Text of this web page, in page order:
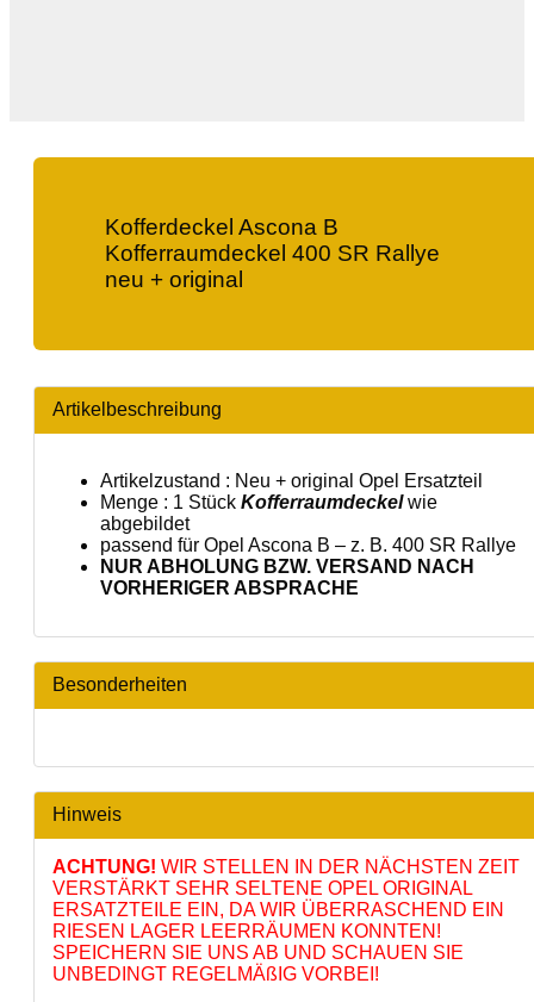
Kofferdeckel Ascona B
Kofferraumdeckel 400 SR Rallye
neu + original
Artikelbeschreibung
Artikelzustand : Neu + original Opel Ersatzteil
Menge : 1 Stück Kofferraumdeckel wie
abgebildet
passend für Opel Ascona B – z. B. 400 SR Rallye
NUR ABHOLUNG BZW. VERSAND NACH
VORHERIGER ABSPRACHE
Besonderheiten
Hinweis
ACHTUNG! WIR STELLEN IN DER NÄCHSTEN ZEIT
VERSTÄRKT SEHR SELTENE OPEL ORIGINAL
ERSATZTEILE EIN, DA WIR ÜBERRASCHEND EIN
RIESEN LAGER LEERRÄUMEN KONNTEN!
SPEICHERN SIE UNS AB UND SCHAUEN SIE
UNBEDINGT REGELMÄßIG VORBEI!